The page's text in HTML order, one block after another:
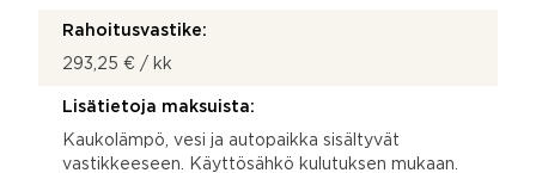
Rahoitusvastike:
293,25 € / kk
Lisätietoja maksuista:
Kaukolämpö, vesi ja autopaikka sisältyvät
vastikkeeseen. Käyttösähkö kulutuksen mukaan.